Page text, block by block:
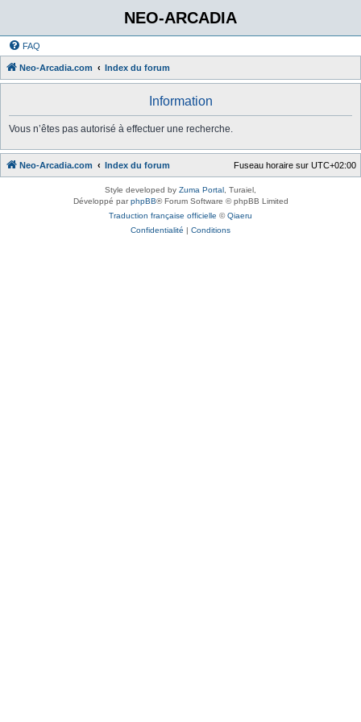
NEO-ARCADIA
FAQ
Neo-Arcadia.com Index du forum
Information
Vous n’êtes pas autorisé à effectuer une recherche.
Neo-Arcadia.com Index du forum Fuseau horaire sur UTC+02:00
Style developed by Zuma Portal , Turaiel,
Développé parphpBB® Forum Software © phpBB Limited
Traduction française officielle ©Qiaeru
Confidentialité | Conditions